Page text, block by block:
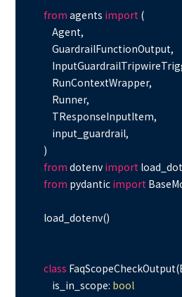
from agents import (
from dotenv import
from pydantic import
load_dotenv()
class FaqScopeCheckOutput(
    is_in_scope:
bool